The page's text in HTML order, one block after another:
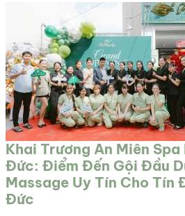
Khai Trương An Miên Spa
Đức: Điểm Đến Gội Đầu
Massage Uy Tín Cho Tín
Đức